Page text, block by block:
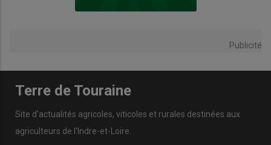
Publicité
Terre de Touraine
Site d'actualités agricoles, viticoles et rurales destinées aux
agriculteurs de l'Indre-et-Loire.